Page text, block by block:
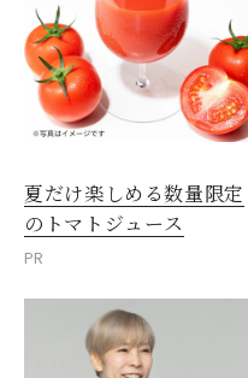
夏だけ楽しめる数量限定
のトマトジュース
PR